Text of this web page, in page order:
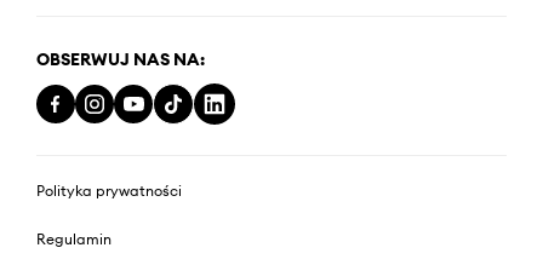
OBSERWUJ NAS NA:
Polityka prywatności
Regulamin